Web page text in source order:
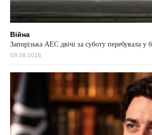
Війна
Запорізька АЕС двічі за суботу перебувала у
09.08.2026